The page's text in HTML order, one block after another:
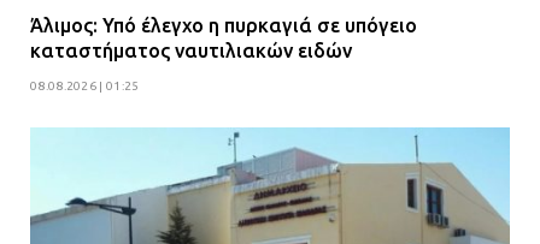
Άλιμος: Υπό έλεγχο η πυρκαγιά σε υπόγειο
καταστήματος ναυτιλιακών ειδών
08.08.2026 | 01:25